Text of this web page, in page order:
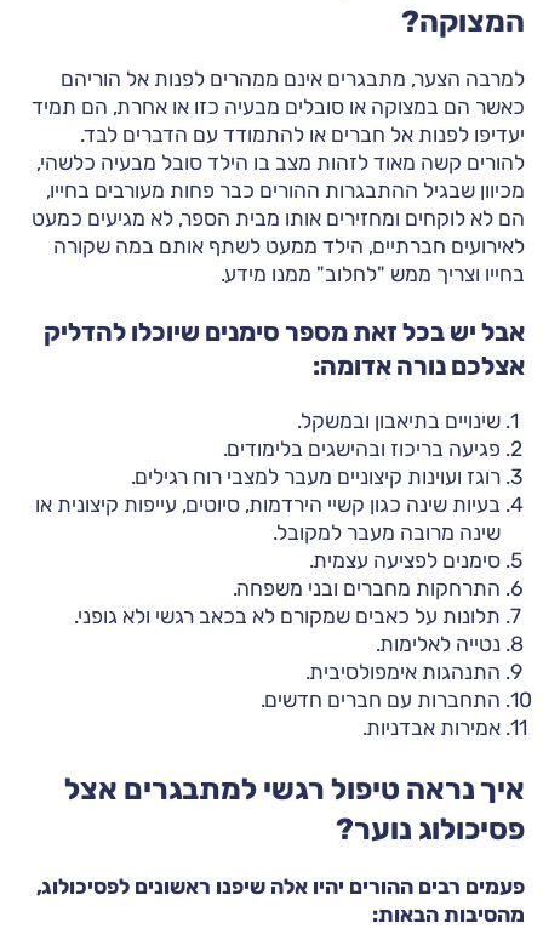
המצוקה?
למרבה הצער, מתבגרים אינם ממהרים לפנות אל הוריהם
כאשר הם במצוקה או סובלים מבעיה כזו או אחרת, הם תמיד
יעדיפו לפנות אל חברים או להתמודד עם הדברים לבד.
להורים קשה מאוד לזהות מצב בו הילד סובל מבעיה כלשהי,
מכיוון שבגיל ההתבגרות ההורים כבר פחות מעורבים בחייו,
הם לא לוקחים ומחזירים אותו מבית הספר, לא מגיעים כמעט
לאירועים חברתיים, הילד ממעט לשתף אותם במה שקורה
בחייו וצריך ממש "לחלוב" ממנו מידע.
אבל יש בכל זאת מספר סימנים שיוכלו להדליק
אצלכם נורה אדומה:
שינויים בתיאבון ובמשקל.
פגיעה בריכוז ובהישגים בלימודים.
רוגז ועוינות קיצוניים מעבר למצבי רוח רגילים.
בעיות שינה כגון קשיי הירדמות, סיוטים, עייפות קיצונית או
שינה מרובה מעבר למקובל.
סימנים לפציעה עצמית.
התרחקות מחברים ובני משפחה.
תלונות על כאבים שמקורם לא בכאב רגשי ולא גופני.
נטייה לאלימות.
התנהגות אימפולסיבית.
התחברות עם חברים חדשים.
אמירות אבדניות.
איך נראה טיפול רגשי למתבגרים אצל
פסיכולוג נוער?
פעמים רבים ההורים יהיו אלה שיפנו ראשונים לפסיכולוג,
מהסיבות הבאות: